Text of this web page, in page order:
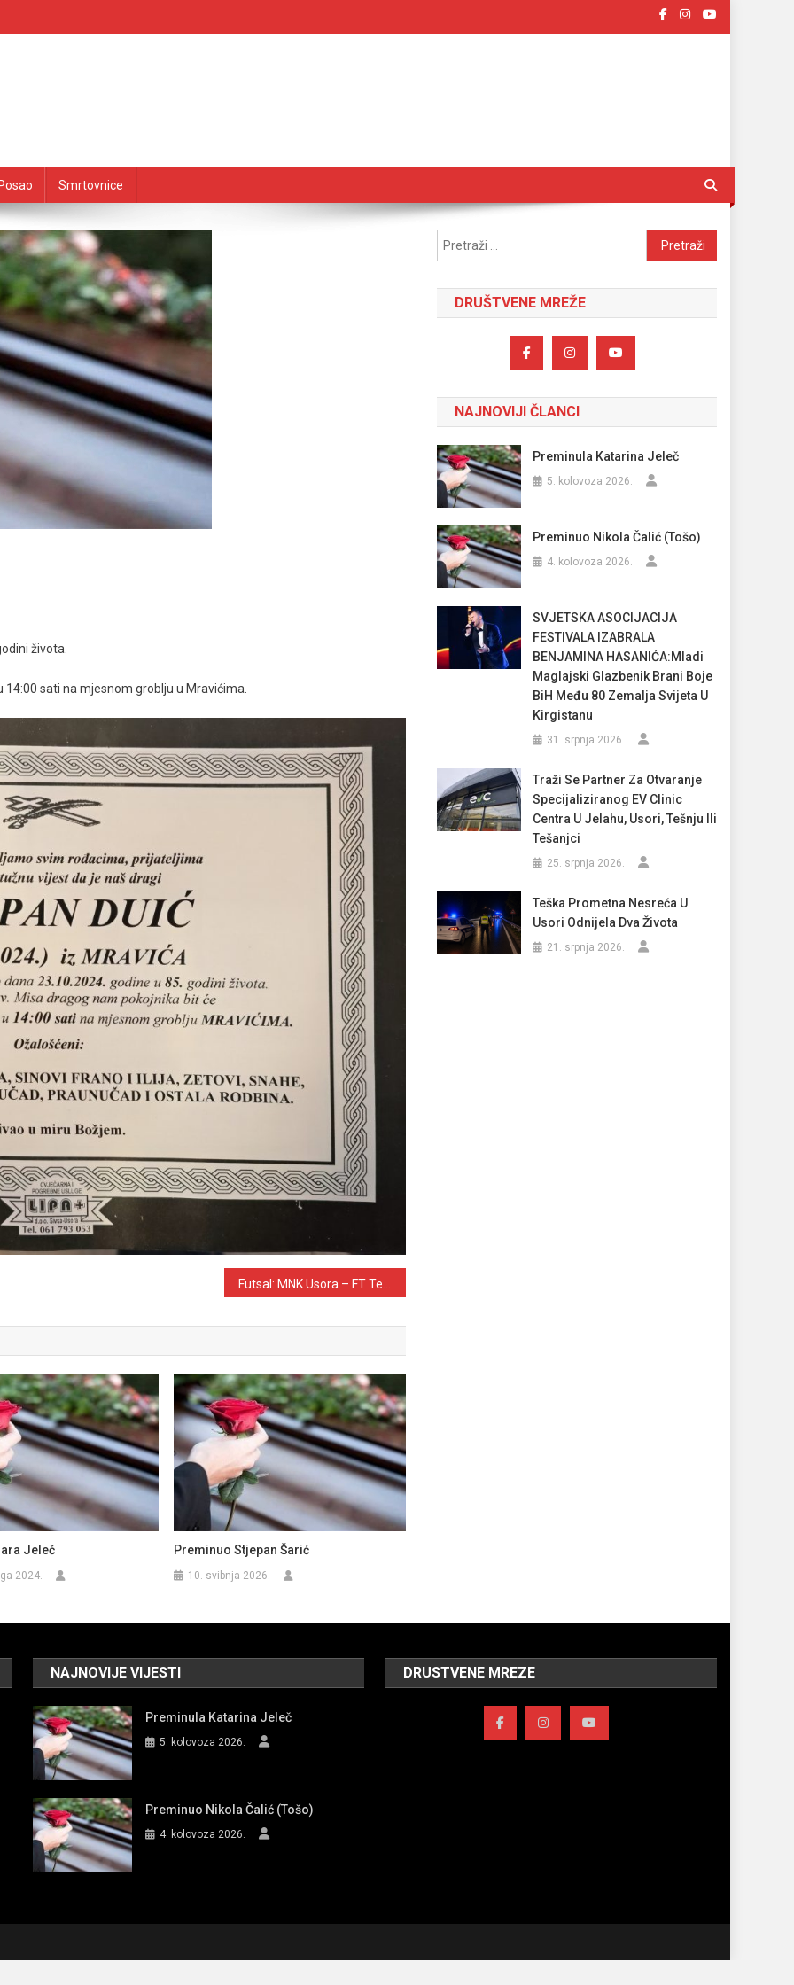
Posao Smrtovnice
života.
sati na mjesnom groblju u Mravićima.
Futsal: MNK Usora – FT Tešanj 5-5
Jeleč
2024.
Preminuo Stjepan Šarić
10. svibnja 2026.
Pretraži:
DRUŠTVENE MREŽE
NAJNOVIJI ČLANCI
Preminula Katarina Jeleč
5. kolovoza 2026.
Preminuo Nikola Čalić (Tošo)
4. kolovoza 2026.
SVJETSKA ASOCIJACIJA
FESTIVALA IZABRALA
BENJAMINA HASANIĆA:Mladi
Maglajski Glazbenik Brani Boje
BiH Među 80 Zemalja Svijeta U
Kirgistanu
31. srpnja 2026.
Traži Se Partner Za Otvaranje
Specijaliziranog EV Clinic
Centra U Jelahu, Usori, Tešnju Ili
Tešanjci
25. srpnja 2026.
Teška Prometna Nesreća U
Usori Odnijela Dva Života
21. srpnja 2026.
NAJNOVIJE VIJESTI
Preminula Katarina Jeleč
5. kolovoza 2026.
Preminuo Nikola Čalić (Tošo)
4. kolovoza 2026.
DRUSTVENE MREZE